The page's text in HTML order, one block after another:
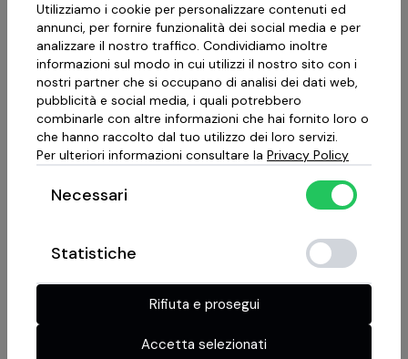
Utilizziamo i cookie per personalizzare contenuti ed
annunci, per fornire funzionalità dei social media e per
analizzare il nostro traffico. Condividiamo inoltre
informazioni sul modo in cui utilizzi il nostro sito con i
nostri partner che si occupano di analisi dei dati web,
pubblicità e social media, i quali potrebbero
combinarle con altre informazioni che hai fornito loro o
che hanno raccolto dal tuo utilizzo dei loro servizi.
Per ulteriori informazioni consultare la Privacy Policy
Necessari
Statistiche
Rifiuta e prosegui
Accetta selezionati